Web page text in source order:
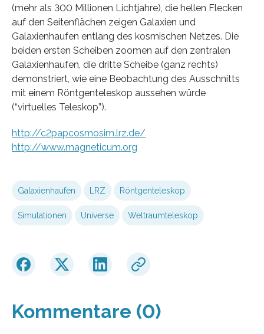
(mehr als 300 Millionen Lichtjahre), die hellen Flecken
auf den Seitenflächen zeigen Galaxien und
Galaxienhaufen entlang des kosmischen Netzes. Die
beiden ersten Scheiben zoomen auf den zentralen
Galaxienhaufen, die dritte Scheibe (ganz rechts)
demonstriert, wie eine Beobachtung des Ausschnitts
mit einem Röntgenteleskop aussehen würde
(“virtuelles Teleskop”).
http://c2papcosmosim.lrz.de/
http://www.magneticum.org
Galaxienhaufen LRZ Röntgenteleskop
Simulationen Universe Weltraumteleskop
Kommentare (0)